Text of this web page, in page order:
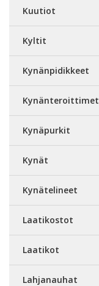
Kuutiot
Kyltit
Kynänpidikkeet
Kynänteroittimet
Kynäpurkit
Kynät
Kynätelineet
Laatikostot
Laatikot
Lahjanauhat